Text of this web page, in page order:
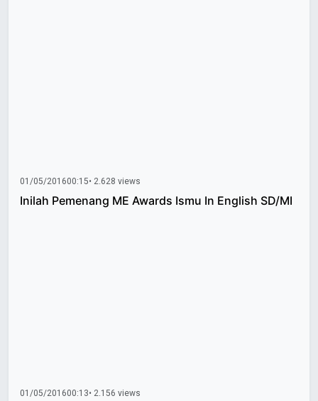
01/05/201600:15• 2.628 views
Inilah Pemenang ME Awards Ismu In English SD/MI
01/05/201600:13• 2.156 views